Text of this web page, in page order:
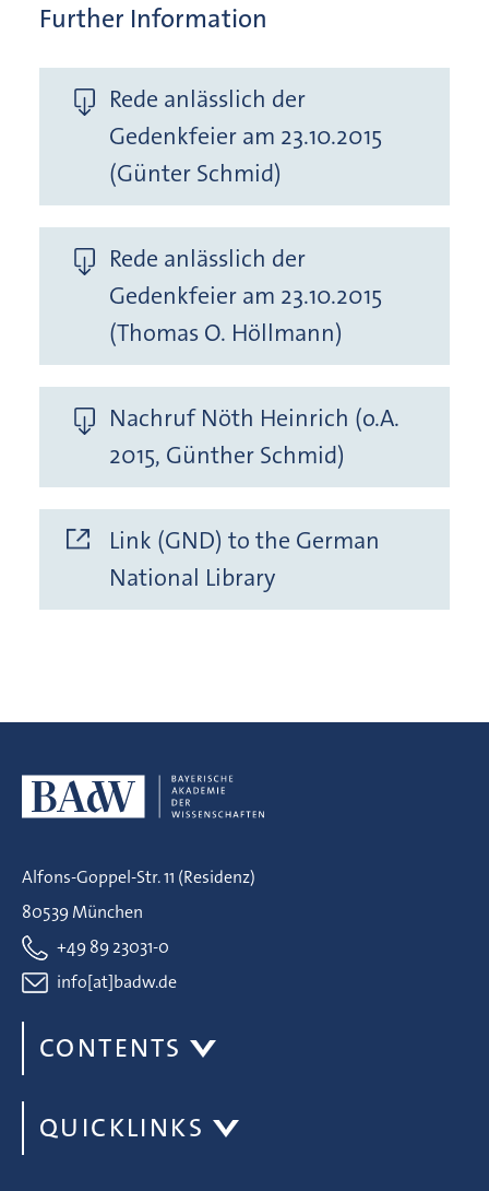
Further Information
Rede anlässlich der
Gedenkfeier am 23.10.2015
(Günter Schmid)
Rede anlässlich der
Gedenkfeier am 23.10.2015
(Thomas O. Höllmann)
Nachruf Nöth Heinrich (o.A.
2015, Günther Schmid)
Link (GND) to the German
National Library
Alfons-Goppel-Str. 11 (Residenz)
80539 München
+49 89 23031-0
info[at]badw.de
CONTENTS
QUICKLINKS